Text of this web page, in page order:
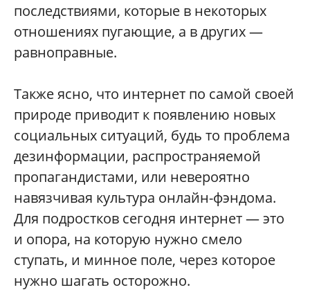
последствиями, которые в некоторых
отношениях пугающие, а в других —
равноправные.
Также ясно, что интернет по самой своей
природе приводит к появлению новых
социальных ситуаций, будь то проблема
дезинформации, распространяемой
пропагандистами, или невероятно
навязчивая культура онлайн-фэндома.
Для подростков сегодня интернет — это
и опора, на которую нужно смело
ступать, и минное поле, через которое
нужно шагать осторожно.